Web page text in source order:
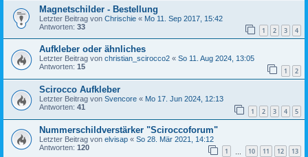
Magnetschilder - Bestellung
Letzter Beitrag von Chrischie « Mo 11. Sep 2017, 15:42
Antworten: 33 1 2 3 4
Aufkleber oder ähnliches
Letzter Beitrag von christian_scirocco2 « So 11. Aug 2024, 13:05
Antworten: 15 1 2
Scirocco Aufkleber
Letzter Beitrag von Svencore « Mo 17. Jun 2024, 12:13
Antworten: 41 1 2 3 4 5
Nummerschildverstärker "Sciroccoforum"
Letzter Beitrag von elvisap « So 28. Mär 2021, 14:12
Antworten: 120 1 10 11 12 13